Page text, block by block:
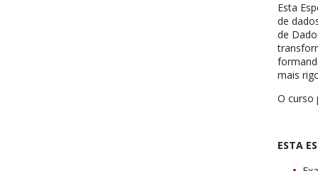
Esta
de
de
mais
O curso
ESTA